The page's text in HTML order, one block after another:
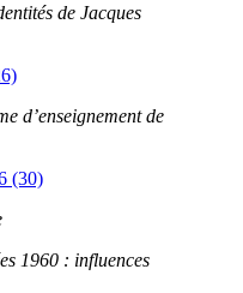
de Jacques
d’enseignement de
(30)
1960 : influences